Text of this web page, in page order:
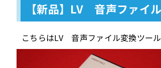
【新品】LV 音声ファイ
こちらはLV 音声ファイル変換ツ